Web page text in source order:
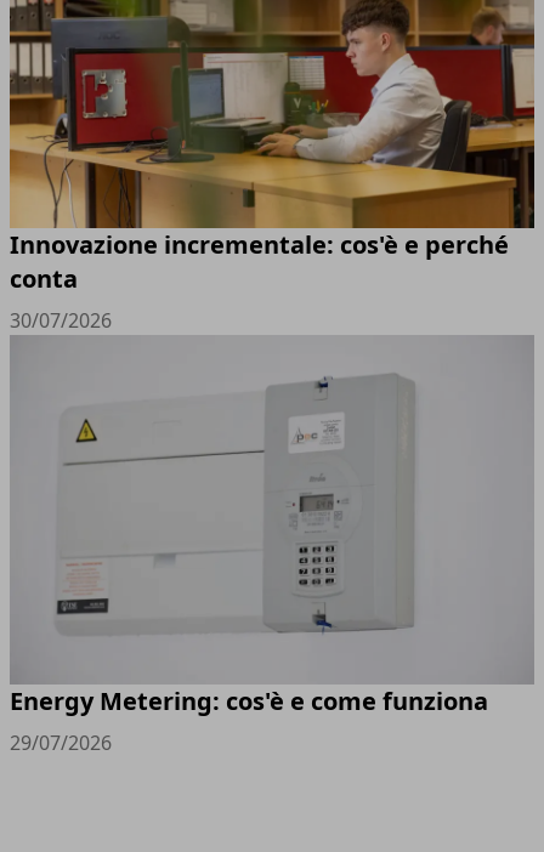
Innovazione incrementale: cos'è e perché
conta
30/07/2026
Energy Metering: cos'è e come funziona
29/07/2026